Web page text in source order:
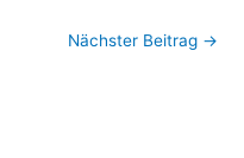
Nächster Beitrag →